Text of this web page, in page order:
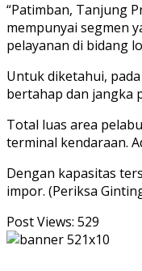
“Patimban, Tanjung
mempunyai segmen
pelayanan di bidang
Untuk diketahui,
bertahap dan jangka
Total luas area
terminal kendaraan.
Dengan kapasitas
impor. (Periksa
Post Views: 529